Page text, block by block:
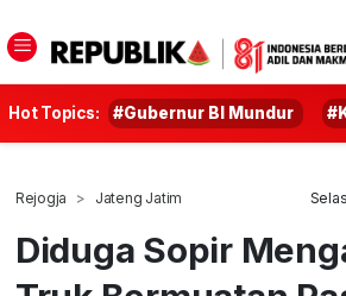
Hot Topics: #Gubernur BI Mundur
Rejogja Jateng Jatim
Diduga Sopir